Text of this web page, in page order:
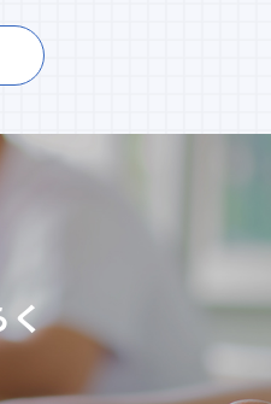
く